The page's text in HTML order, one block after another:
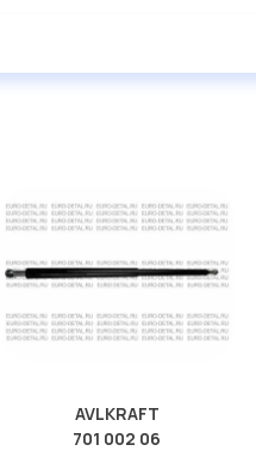
AVLKRAFT
701 002 06